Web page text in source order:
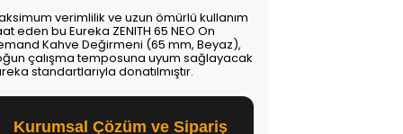
verimlilik ve uzun ömürlü kullanım
eden bu Eureka ZENITH 65 NEO On
Kahve Değirmeni (65 mm, Beyaz),
çalışma temposuna uyum sağlayacak
standartlarıyla donatılmıştır.
Kurumsal Çözüm ve Sipariş